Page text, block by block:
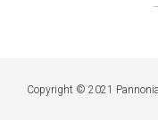
Copyright © 2021